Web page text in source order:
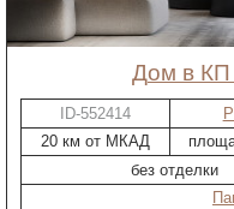
дом в
ID-552414
20 км от МКАД
без отделки